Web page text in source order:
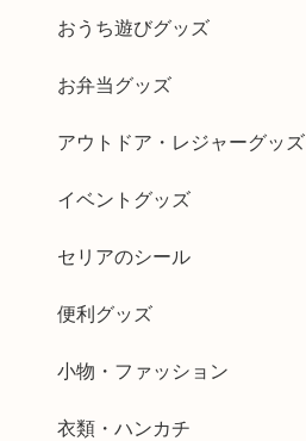
おうち遊びグッズ
お弁当グッズ
アウトドア・レジャーグッズ
イベントグッズ
セリアのシール
便利グッズ
小物・ファッション
衣類・ハンカチ